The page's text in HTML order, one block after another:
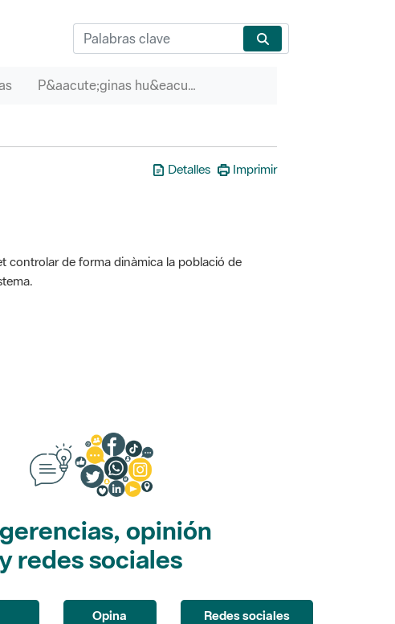
P&aacute;ginas hu&eacute;rfanas
Detalles Imprimir
controlar de forma dinàmica la població de
opinión
redes sociales
Opina Redes sociales